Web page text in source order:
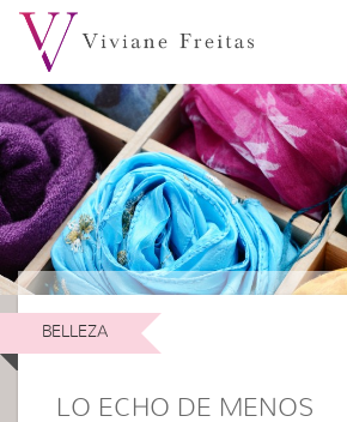
BELLEZA
LO ECHO DE MENOS